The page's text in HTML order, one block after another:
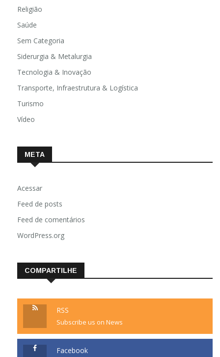
Religião
Saúde
Sem Categoria
Siderurgia & Metalurgia
Tecnologia & Inovação
Transporte, Infraestrutura & Logística
Turismo
Vídeo
META
Acessar
Feed de posts
Feed de comentários
WordPress.org
COMPARTILHE
RSS
Subscribe us on News
Facebook